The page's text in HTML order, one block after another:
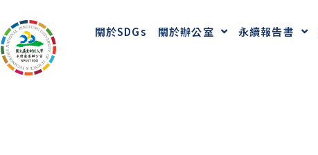
關於SDGs 關於辦公室 永續報告書